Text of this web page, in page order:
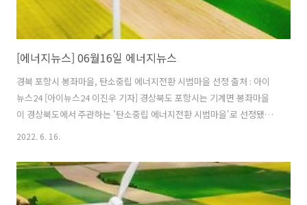
[에너지뉴스] 06월16일 에너지뉴스
경북 포항시 봉좌마을, 탄소중립 에너지전환 시범마을 선정 출처 : 아이
뉴스24 [아이뉴스24 이진우 기자] 경상북도 포항시는 기계면 봉좌마을
이 경상북도에서 주관하는 '탄소중립 에너지전환 시범마을'로 선정됐다
행정구역 또는 자연부락 단위의 마을, 300가구 이상의 공동주택단지가
지정대상이다. 에너지전환 시범마을로 선정된 봉좌마을은 지정서 발급,
현판 설치, 기념식수 식재와 함께 마을공동체에 3년간 연간 1천만 원을
2022. 6. 16.